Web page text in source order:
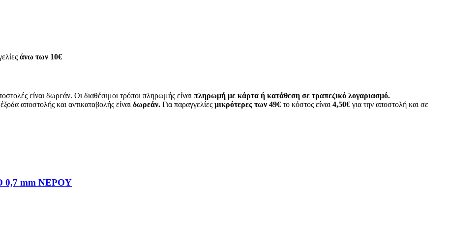
άνω των 10€
είναι δωρεάν. Οι διαθέσιμοι τρόποι πληρωμής είναι πληρωμή με κάρτα ή κατάθεση σε τραπεζικό λογαριασμό.
αποστολής και αντικαταβολής είναι δωρεάν. Για παραγγελίες μικρότερες των 49€ το κόστος είναι 4,50€ για την αποστολή και σε
0,7 mm ΝΕΡΟΥ